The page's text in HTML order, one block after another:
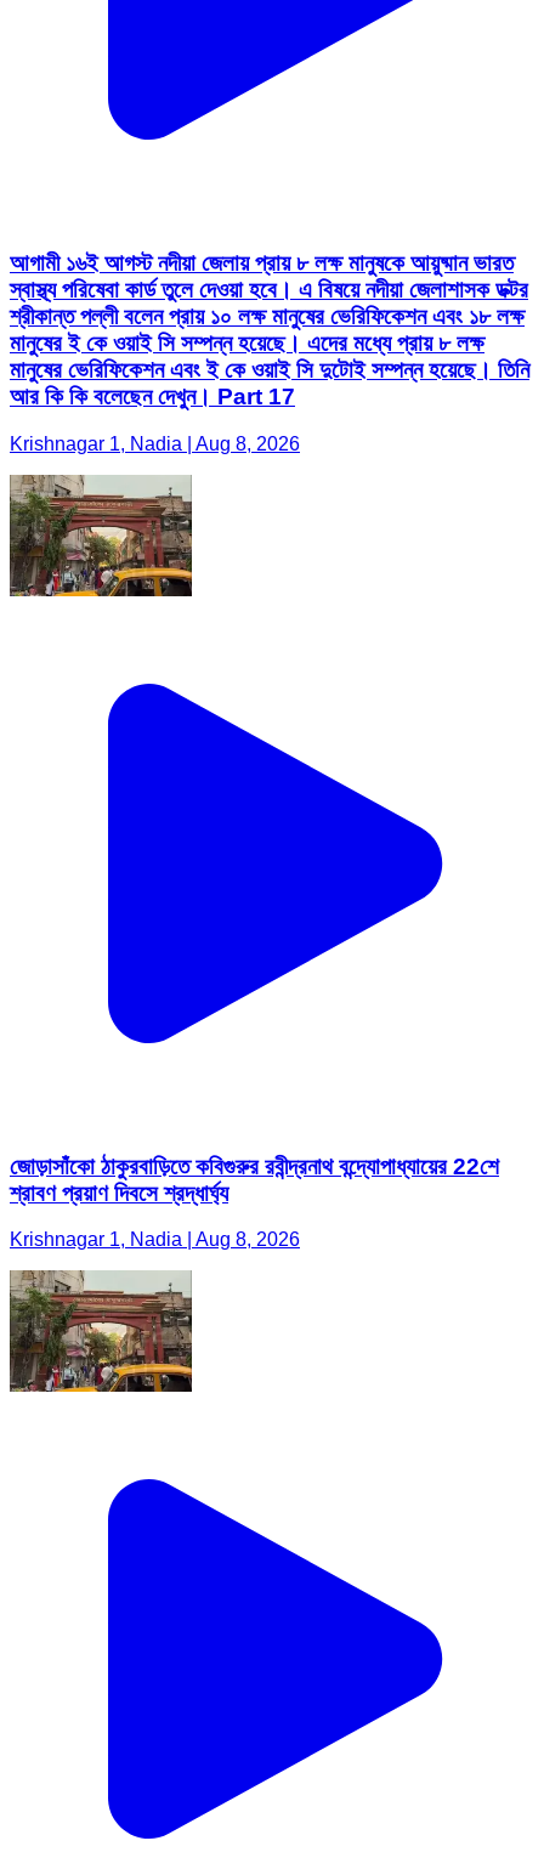
আগামী ১৬ই আগস্ট নদীয়া জেলায় প্রায় ৮ লক্ষ মানুষকে আয়ুষ্মান ভারত
স্বাস্থ্য পরিষেবা কার্ড তুলে দেওয়া হবে। এ বিষয়ে নদীয়া জেলাশাসক ডক্টর
শ্রীকান্ত পল্লী বলেন প্রায় ১০ লক্ষ মানুষের ভেরিফিকেশন এবং ১৮ লক্ষ
মানুষের ই কে ওয়াই সি সম্পন্ন হয়েছে। এদের মধ্যে প্রায় ৮ লক্ষ
মানুষের ভেরিফিকেশন এবং ই কে ওয়াই সি দুটোই সম্পন্ন হয়েছে। তিনি
আর কি কি বলেছেন দেখুন। Part 17
Krishnagar 1, Nadia | Aug 8, 2026
জোড়াসাঁকো ঠাকুরবাড়িতে কবিগুরুর রবীন্দ্রনাথ বন্দ্যোপাধ্যায়ের 22শে
শ্রাবণ প্রয়াণ দিবসে শ্রদ্ধার্ঘ্য
Krishnagar 1, Nadia | Aug 8, 2026